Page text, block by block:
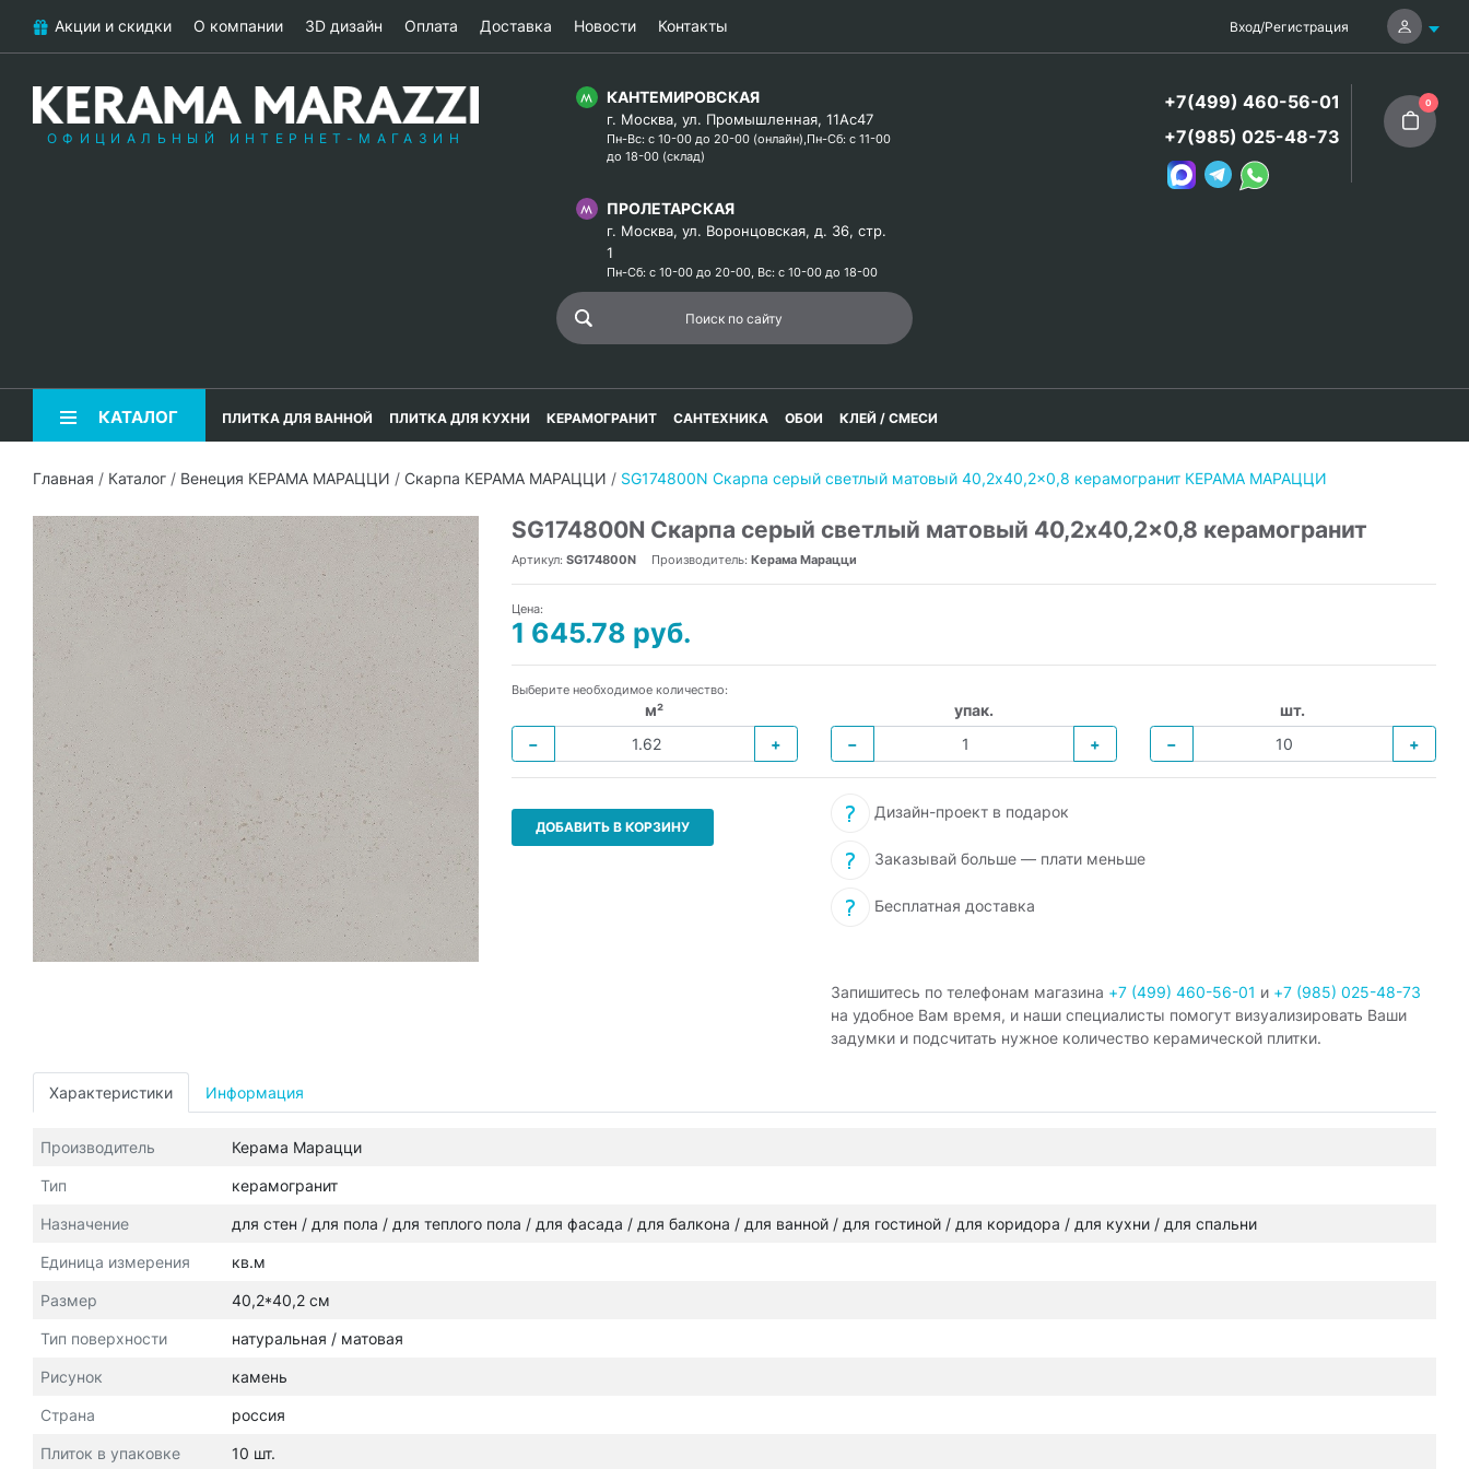
Акции и скидки О компании 3D дизайн Оплата Доставка Новости Контакты Вход/Регистрация
ОФИЦИАЛЬНЫЙ ИНТЕРНЕТ-МАГАЗИН
КАНТЕМИРОВСКАЯ
г. Москва, ул. Промышленная, 11Ас47
Пн-Вс: с 10-00 до 20-00 (онлайн),Пн-Сб: с 11-00
до 18-00 (склад)
ПРОЛЕТАРСКАЯ
г. Москва, ул. Воронцовская, д. 36, стр.
1
Пн-Сб: с 10-00 до 20-00, Вс: с 10-00 до 18-00
+7(499) 460-56-01
+7(985) 025-48-73
0
КАТАЛОГ ПЛИТКА ДЛЯ ВАННОЙ ПЛИТКА ДЛЯ КУХНИ КЕРАМОГРАНИТ САНТЕХНИКА ОБОИ КЛЕЙ / СМЕСИ
Главная / Каталог / Венеция КЕРАМА МАРАЦЦИ / Скарпа КЕРАМА МАРАЦЦИ / SG174800N Скарпа серый светлый матовый 40,2x40,2x0,8 керамогранит КЕРАМА МАРАЦЦИ
SG174800N Скарпа серый светлый матовый 40,2x40,2x0,8 керамогранит
Артикул: SG174800N Производитель: Керама Марацци
Цена:
1 645.78 руб.
Выберите необходимое количество:
м²
−
+
упак.
−
+
шт.
−
+
ДОБАВИТЬ В КОРЗИНУ
Дизайн-проект в подарок
Заказывай больше — плати меньше
Бесплатная доставка
Запишитесь по телефонам магазина +7 (499) 460-56-01 и +7 (985) 025-48-73
на удобное Вам время, и наши специалисты помогут визуализировать Ваши
задумки и подсчитать нужное количество керамической плитки.
Характеристики Информация
Производитель Керама Марацци
Тип керамогранит
Назначение для стен / для пола / для теплого пола / для фасада / для балкона / для ванной / для гостиной / для коридора / для кухни / для спальни
Единица измерения кв.м
Размер 40,2*40,2 см
Тип поверхности натуральная / матовая
Рисунок камень
Страна россия
Плиток в упаковке 10 шт.